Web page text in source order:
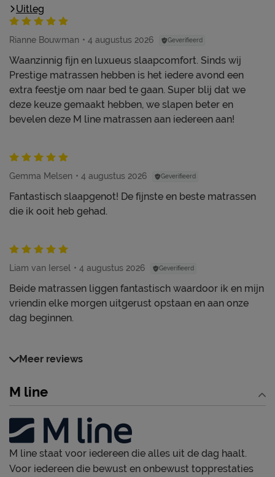
Uitleg
Rianne Bouwman 4 augustus 2026 Geverifieerd
Waanzinnig fijn en luxueus slaapcomfort. Sinds wij
Prestige matrassen hebben is het iedere avond een
extra feestje om naar bed te gaan. Super blij dat we
deze keuze gemaakt hebben, we slapen beter en
bevelen deze M line matrassen aan iedereen aan!
Gemma Melsen 4 augustus 2026 Geverifieerd
Fantastisch slaapgenot! De fijnste en beste matrassen
die ik ooit heb gehad.
Liam van Iersel 4 augustus 2026 Geverifieerd
Beide matrassen liggen fantastisch waardoor ik en mijn
vriendin elke morgen uitgerust opstaan en aan onze
dag beginnen.
Meer reviews
M line
M line staat voor iedereen die alles uit de dag haalt.
Voor iedereen die bewust en onbewust topprestaties